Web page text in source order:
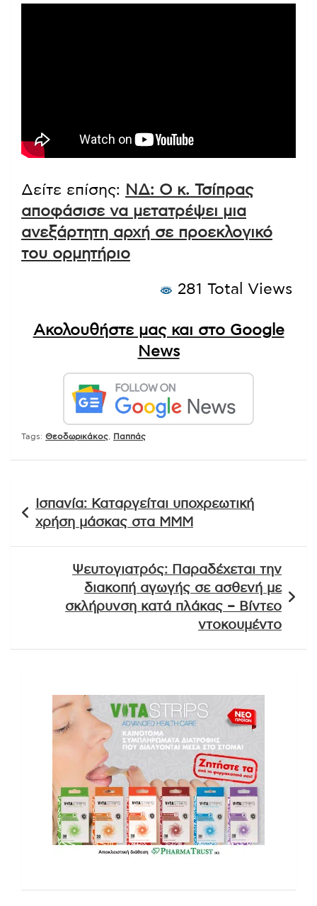
Δείτε επίσης: ΝΔ: Ο κ. Τσίπρας
αποφάσισε να μετατρέψει μια
ανεξάρτητη αρχή σε προεκλογικό
του ορμητήριο
281 Total Views
Ακολουθήστε μας και στο Google
News
Tags: Θεοδωρικάκος Παππάς
άρθρων
Ισπανία: Καταργείται υποχρεωτική
χρήση μάσκας στα ΜΜΜ
Ψευτογιατρός: Παραδέχεται την
διακοπή αγωγής σε ασθενή με
σκλήρυνση κατά πλάκας – Βίντεο
ντοκουμέντο